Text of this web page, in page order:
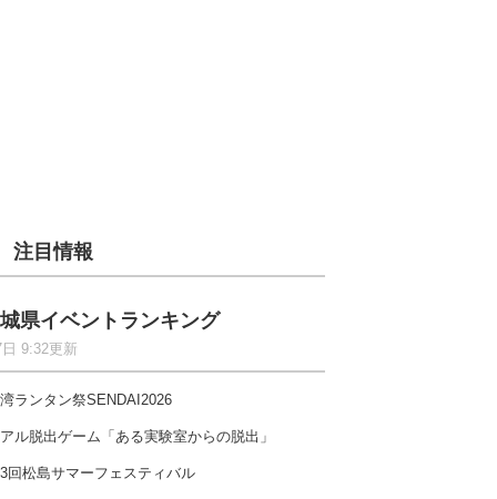
注目情報
県イベントランキング
9:32更新
ランタン祭SENDAI2026
ル脱出ゲーム「ある実験室からの脱出」
回松島サマーフェスティバル